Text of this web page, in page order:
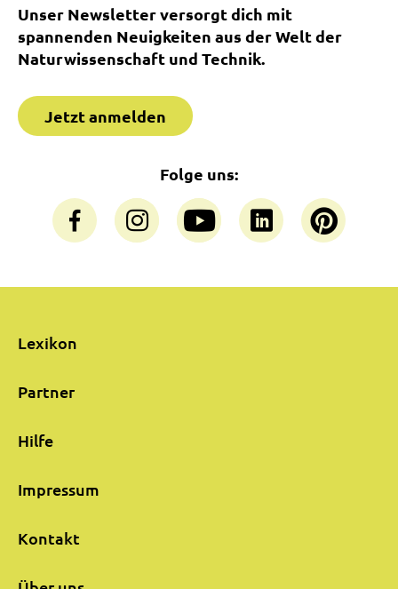
Unser Newsletter versorgt dich mit
spannenden Neuigkeiten aus der Welt der
Naturwissenschaft und Technik.
Jetzt anmelden
Folge uns:
Lexikon
Partner
Hilfe
Impressum
Kontakt